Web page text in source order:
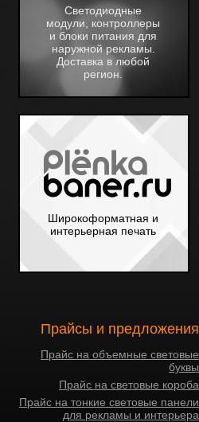
Светодиодные
модули, контроллеры
и блоки питания для
наружной рекламы.
Доставка в любой
регион.
Широкоформатная и
интерьерная печать
Прайсы и предложения
Прайс на объемные световые
буквы
Прайс на световые короба
Прайс на тонкие световые панели
для рекламы и интерьера